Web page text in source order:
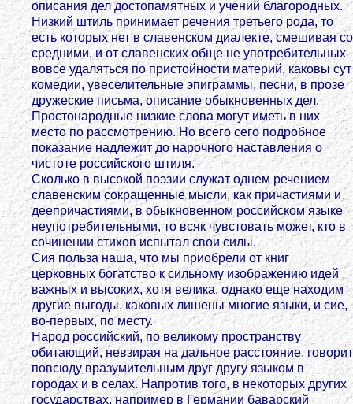
описания дел достопамятных и учений благородных.
Низкий штиль принимает речения третьего рода, то
есть которых нет в славенском диалекте, смешивая со
средними, и от славенских обще не употребительных
вовсе удаляться по пристойности материй, каковы сут
комедии, увеселительные эпиграммы, песни, в прозе
дружеские письма, описание обыкновенных дел.
Простонародные низкие слова могут иметь в них
место по рассмотрению. Но всего сего подробное
показание надлежит до нарочного наставления о
чистоте российского штиля.
Сколько в высокой поэзии служат однем речением
славенским сокращенные мысли, как причастиями и
деепричастиями, в обыкновенном российском языке
неупотребительными, то всяк чувстовать может, кто в
сочинении стихов испытал свои силы.
Сия польза наша, что мы приобрели от книг
церковных богатство к сильному изображению идей
важных и высоких, хотя велика, однако еще находим
другие выгоды, каковых лишены многие языки, и сие,
во-первых, по месту.
Народ российский, по великому пространству
обитающий, невзирая на дальное расстояние, говорит
повсюду вразумительным друг другу языком в
городах и в селах. Напротив того, в некоторых других
государствах, например в Германии баварский